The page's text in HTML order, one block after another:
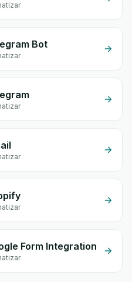
Bot
Form Integration